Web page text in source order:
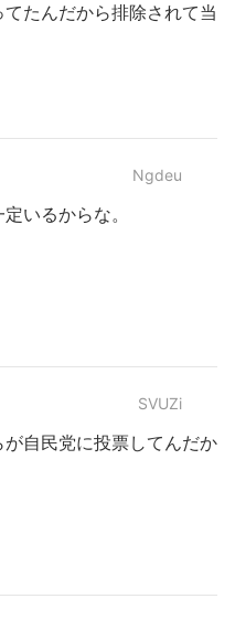
たんだから排除されて当
Ngdeu
いるからな。
SVUZi
自民党に投票してんだか